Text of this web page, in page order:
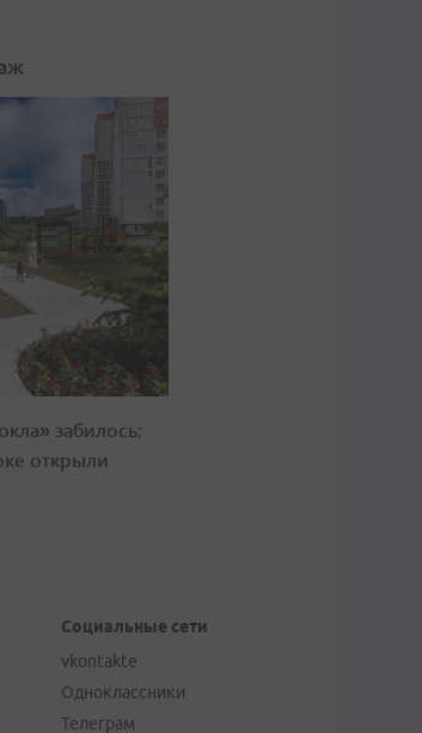
забилось:
открыли
Социальные сети
vkontakte
Одноклассники
Телеграм